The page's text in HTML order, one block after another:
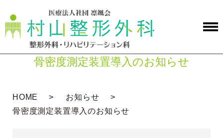
骨密度測定装置導入のお知らせ
HOME
お知らせ
骨密度測定装置導入のお知らせ